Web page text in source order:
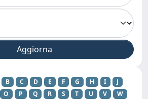
B C D E F G H I
J
O P Q R S T U V
W